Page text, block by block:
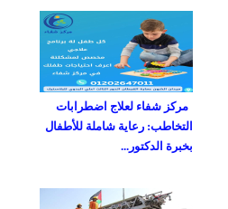
مركز شفاء لعلاج اضطرابات
التخاطب: رعاية شاملة للأطفال
بخبرة الدكتور...